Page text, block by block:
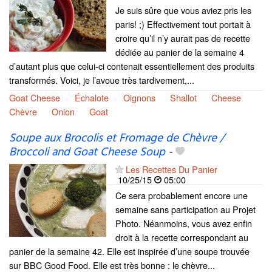
Je suis sûre que vous aviez pris les
paris! ;) Effectivement tout portait à
croire qu’il n’y aurait pas de recette
dédiée au panier de la semaine 4
d’autant plus que celui-ci contenait essentiellement des produits
transformés. Voici, je l’avoue très tardivement,...
Goat Cheese
Échalote Oignons Shallot
Cheese
Chèvre
Onion Goat
Soupe aux Brocolis et Fromage de Chèvre /
Broccoli and Goat Cheese Soup-
Les Recettes Du Panier
10/25/15
05:00
Ce sera probablement encore une
semaine sans participation au Projet
Photo. Néanmoins, vous avez enfin
droit à la recette correspondant au
panier de la semaine 42. Elle est inspirée d’une soupe trouvée
sur BBC Good Food. Elle est très bonne : le chèvre...